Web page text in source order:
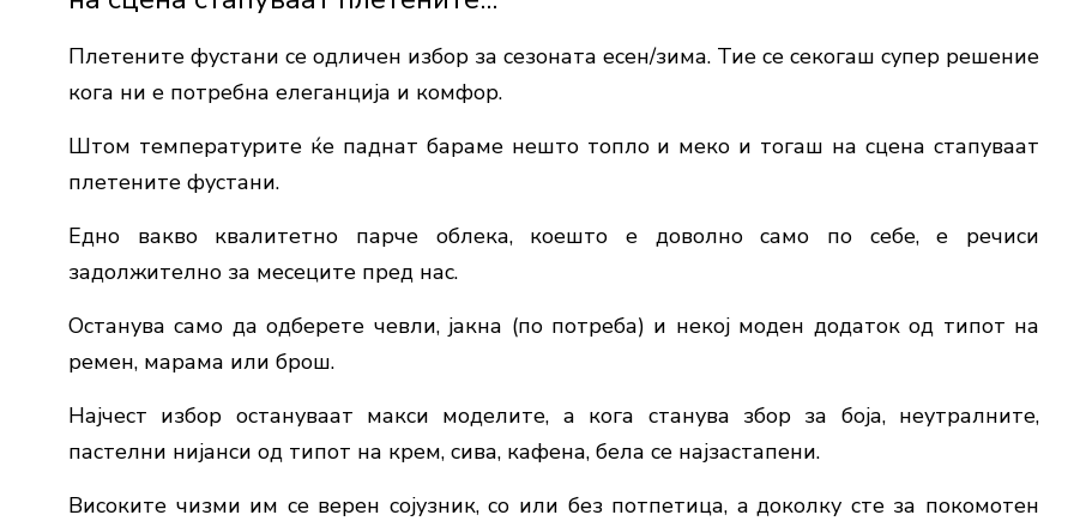
Плетените фустани се одличен избор за сезоната есен/зима. Тие се секогаш супер решение
кога ни е потребна елеганција и комфор.
Штом температурите ќе паднат бараме нешто топло и меко и тогаш на сцена стапуваат
плетените фустани.
Едно вакво квалитетно парче облека, коешто е доволно само по себе, е речиси
задолжително за месеците пред нас.
Останува само да одберете чевли, јакна (по потреба) и некој моден додаток од типот на
ремен, марама или брош.
Најчест избор остануваат макси моделите, а кога станува збор за боја, неутралните,
пастелни нијанси од типот на крем, сива, кафена, бела се најзастапени.
Високите чизми им се верен сојузник, со или без потпетица, a доколку сте за покомотен